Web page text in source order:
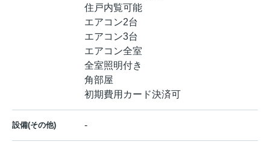
住戸内覧可能
エアコン2台
エアコン3台
エアコン全室
全室照明付き
角部屋
初期費用カード決済可
設備(その他) -